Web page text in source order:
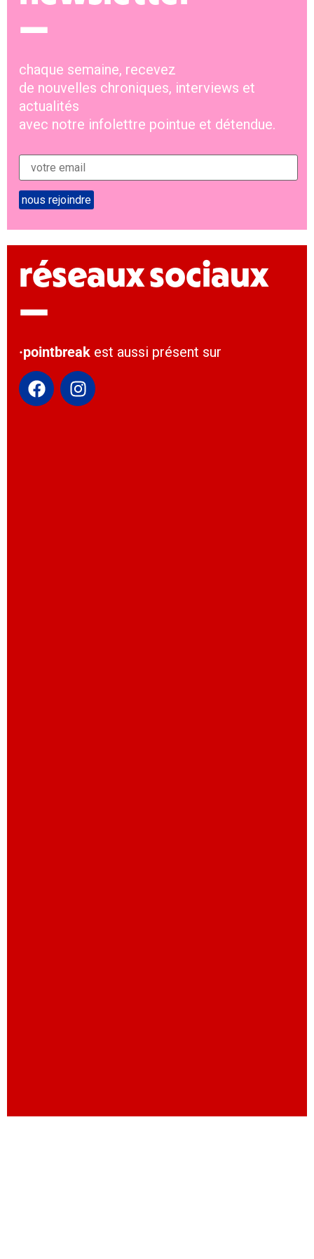
—
chaque semaine, recevez
de nouvelles chroniques, interviews et
actualités
avec notre infolettre pointue et détendue.
réseaux sociaux
—
·pointbreak est aussi présent sur